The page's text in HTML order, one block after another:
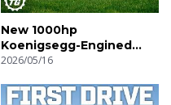
New 1000hp
Koenigsegg-Engined
Hypercar! | 4K
2026/05/16